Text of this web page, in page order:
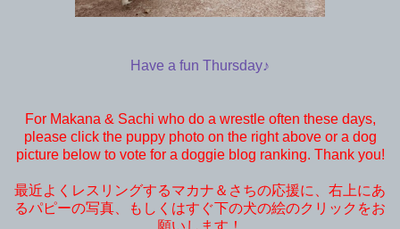
Have a fun Thursday♪
For Makana & Sachi who do a wrestle often these days,
please click the puppy photo on the right above or a dog
picture below to vote for a doggie blog ranking. Thank you!
最近よくレスリングするマカナ＆さちの応援に、右上にあ
るパピーの写真、もしくはすぐ下の犬の絵のクリックをお
願いします！